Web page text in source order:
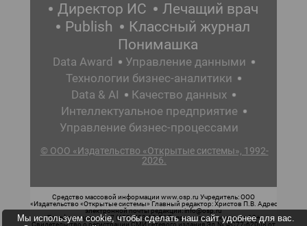
Директор ИС
Лечащий врач
Publish
Классный журнал
Понимашка
Data Award
Управление данными
Технологии бизнес-аналитики
Data & AI
Качество данных
Интеллектуальное предприятие
Управление бизнес-процессами
© ООО «Издательство «Открытые системы», 1992-
2026.
Средство массовой информации www.osp.ru Учредитель: ООО
«Издательство «Открытые системы» Главный редактор: Христов П.В. Адрес
электронной почты редакции: info@osp.ru
Телефон редакции: 7 (499) 703-18-54 Возрастная маркировка: 12+
Свидетельство о регистрации СМИ сетевого издания Эл.№ ФС77-62008 от
Мы используем cookie, чтобы сделать наш сайт удобнее для вас.